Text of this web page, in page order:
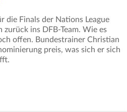
die Finals der Nations League
zurück ins DFB-Team. Wie es
offen. Bundestrainer Christian
preis, was sich er sich